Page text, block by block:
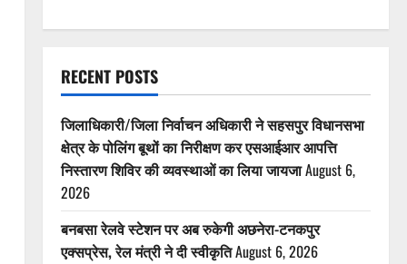
RECENT POSTS
जिलाधिकारी/जिला निर्वाचन अधिकारी ने सहसपुर विधानसभा
क्षेत्र के पोलिंग बूथों का निरीक्षण कर एसआईआर आपत्ति
निस्तारण शिविर की व्यवस्थाओं का लिया जायजाAugust 6,
2026
बनबसा रेलवे स्टेशन पर अब रुकेगी अछनेरा-टनकपुर
एक्सप्रेस, रेल मंत्री ने दी स्वीकृतिAugust 6, 2026